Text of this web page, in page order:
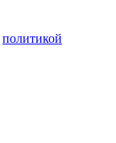
политикой